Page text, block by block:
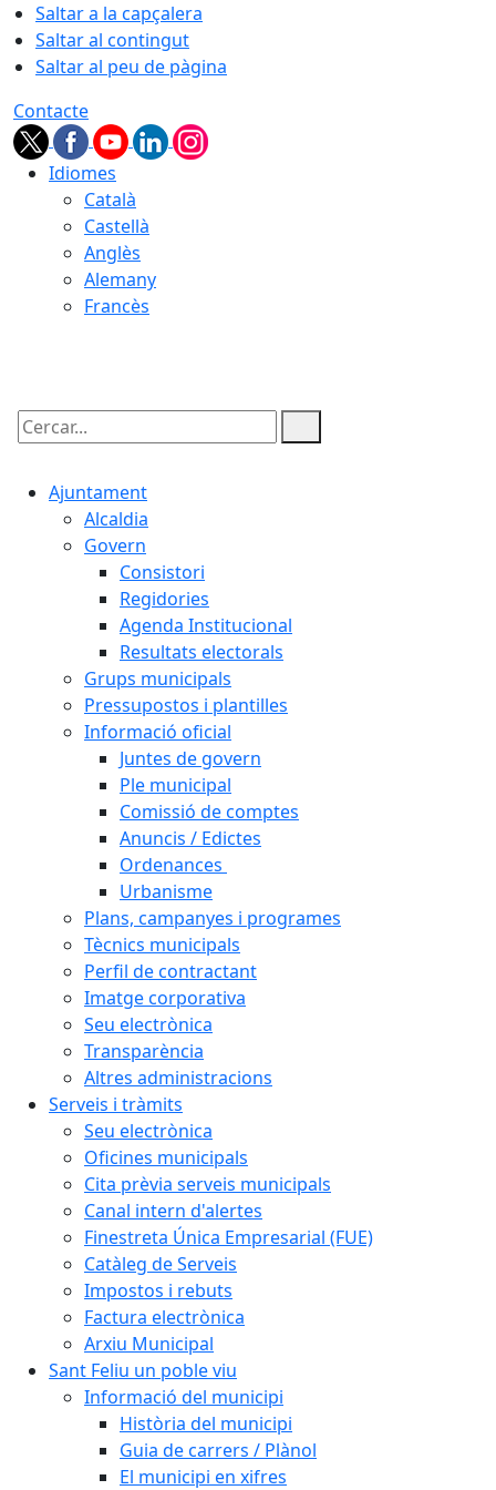
Saltar a la capçalera
Saltar al contingut
Saltar al peu de pàgina
Contacte
Idiomes
Català
Castellà
Anglès
Alemany
Francès
Cercar:
Ajuntament
Alcaldia
Govern
Consistori
Regidories
Agenda Institucional
Resultats electorals
Grups municipals
Pressupostos i plantilles
Informació oficial
Juntes de govern
Ple municipal
Comissió de comptes
Anuncis / Edictes
Ordenances
Urbanisme
Plans, campanyes i programes
Tècnics municipals
Perfil de contractant
Imatge corporativa
Seu electrònica
Transparència
Altres administracions
Serveis i tràmits
Seu electrònica
Oficines municipals
Cita prèvia serveis municipals
Canal intern d'alertes
Finestreta Única Empresarial (FUE)
Catàleg de Serveis
Impostos i rebuts
Factura electrònica
Arxiu Municipal
Sant Feliu un poble viu
Informació del municipi
Història del municipi
Guia de carrers / Plànol
El municipi en xifres